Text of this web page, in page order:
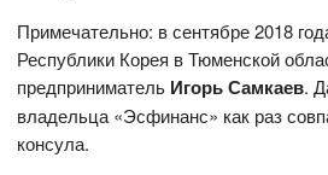
Примечательно: в сентябре 2018
Республики Корея в Тюменской
предприниматель Игорь Самкаев.
владельца «Эсфинанс» как раз
консула.